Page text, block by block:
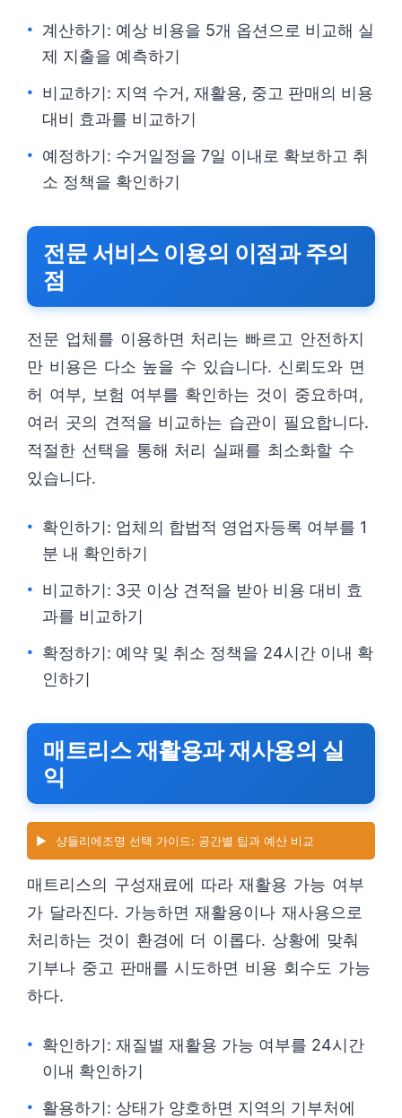
계산하기: 예상 비용을 5개 옵션으로 비교해 실
제 지출을 예측하기
비교하기: 지역 수거, 재활용, 중고 판매의 비용
대비 효과를 비교하기
예정하기: 수거일정을 7일 이내로 확보하고 취
소 정책을 확인하기
전문 서비스 이용의 이점과 주의
점
전문 업체를 이용하면 처리는 빠르고 안전하지
만 비용은 다소 높을 수 있습니다. 신뢰도와 면
허 여부, 보험 여부를 확인하는 것이 중요하며,
여러 곳의 견적을 비교하는 습관이 필요합니다.
적절한 선택을 통해 처리 실패를 최소화할 수
있습니다.
확인하기: 업체의 합법적 영업자등록 여부를 1
분 내 확인하기
비교하기: 3곳 이상 견적을 받아 비용 대비 효
과를 비교하기
확정하기: 예약 및 취소 정책을 24시간 이내 확
인하기
매트리스 재활용과 재사용의 실
익
▶️ 샹들리에조명 선택 가이드: 공간별 팁과 예산 비교
매트리스의 구성재료에 따라 재활용 가능 여부
가 달라진다. 가능하면 재활용이나 재사용으로
처리하는 것이 환경에 더 이롭다. 상황에 맞춰
기부나 중고 판매를 시도하면 비용 회수도 가능
하다.
확인하기: 재질별 재활용 가능 여부를 24시간
이내 확인하기
활용하기: 상태가 양호하면 지역의 기부처에